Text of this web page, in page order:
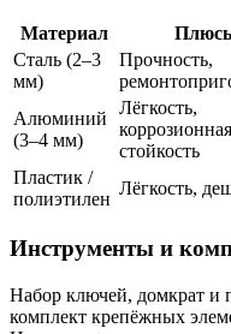
Материал
Сталь (2–3
мм)
Прочность,
Алюминий
(3–4 мм)
Лёгкость,
коррозионная
стойкость
Пластик /
полиэтилен
Лёгкость,
Инструменты и
Набор ключей, домкрат и
комплект крепёжных